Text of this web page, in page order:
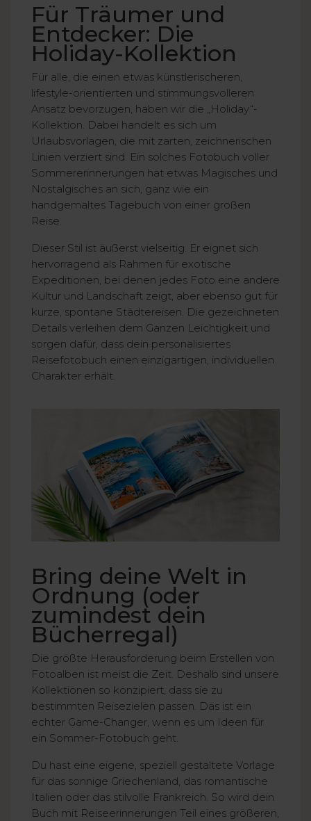
Für Träumer und
Entdecker: Die
Holiday-Kollektion
Für alle, die einen etwas künstlerischeren,
lifestyle-orientierten und stimmungsvolleren
Ansatz bevorzugen, haben wir die „Holiday“-
Kollektion. Dabei handelt es sich um
Urlaubsvorlagen, die mit zarten, zeichnerischen
Linien verziert sind. Ein solches Fotobuch voller
Sommererinnerungen hat etwas Magisches und
Nostalgisches an sich, ganz wie ein
handgemaltes Tagebuch von einer großen
Reise.
Dieser Stil ist äußerst vielseitig. Er eignet sich
hervorragend als Rahmen für exotische
Expeditionen, bei denen jedes Foto eine andere
Kultur und Landschaft zeigt, aber ebenso gut für
kurze, spontane Städtereisen. Die gezeichneten
Details verleihen dem Ganzen Leichtigkeit und
sorgen dafür, dass dein personalisiertes
Reisefotobuch einen einzigartigen, individuellen
Charakter erhält.
Bring deine Welt in
Ordnung (oder
zumindest dein
Bücherregal)
Die größte Herausforderung beim Erstellen von
Fotoalben ist meist die Zeit. Deshalb sind unsere
Kollektionen so konzipiert, dass sie zu
bestimmten Reisezielen passen. Das ist ein
echter Game-Changer, wenn es um Ideen für
ein Sommer-Fotobuch geht.
Du hast eine eigene, speziell gestaltete Vorlage
für das sonnige Griechenland, das romantische
Italien oder das stilvolle Frankreich. So wird dein
Buch mit Reiseerinnerungen Teil eines größeren,